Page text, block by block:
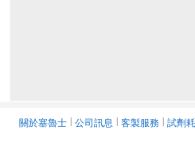
關於塞魯士 公司訊息 客製服務 試劑